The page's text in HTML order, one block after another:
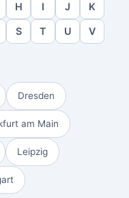
H I J K
S T U V
Dresden
am Main
Leipzig